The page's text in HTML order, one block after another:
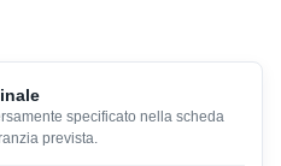
specificato nella scheda
prevista.